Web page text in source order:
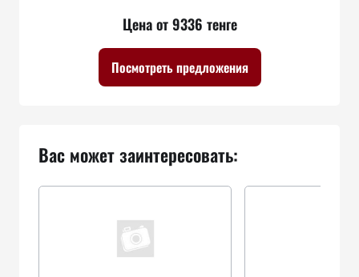
Цена от 9336 тенге
Посмотреть предложения
Вас может заинтересовать: